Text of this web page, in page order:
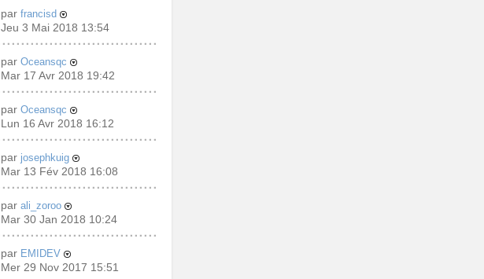
par francisd
Jeu 3 Mai 2018 13:54
par Oceansqc
Mar 17 Avr 2018 19:42
par Oceansqc
Lun 16 Avr 2018 16:12
par josephkuig
Mar 13 Fév 2018 16:08
par ali_zoroo
Mar 30 Jan 2018 10:24
par EMIDEV
Mer 29 Nov 2017 15:51